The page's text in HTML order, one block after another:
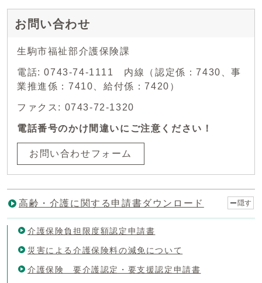
お問い合わせ
生駒市福祉部介護保険課
電話: 0743-74-1111 内線（認定係：7430、事
業推進係：7410、給付係：7420）
ファクス: 0743-72-1320
電話番号のかけ間違いにご注意ください！
お問い合わせフォーム
高齢・介護に関する申請書ダウンロード 隠す
介護保険負担限度額認定申請書
災害による介護保険料の減免について
介護保険 要介護認定・要支援認定申請書